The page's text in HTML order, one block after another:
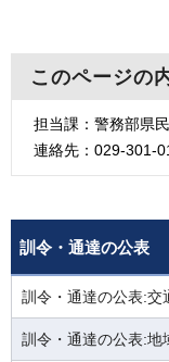
このページの
担当課：警務部県
連絡先：029-301-
訓令・通達の公表
訓令・通達の公表:交
訓令・通達の公表:地